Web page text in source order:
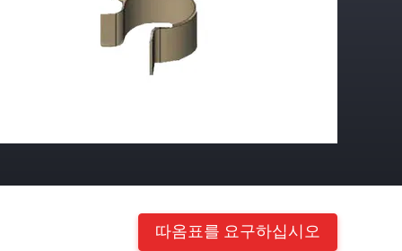
따옴표를 요구하십시오